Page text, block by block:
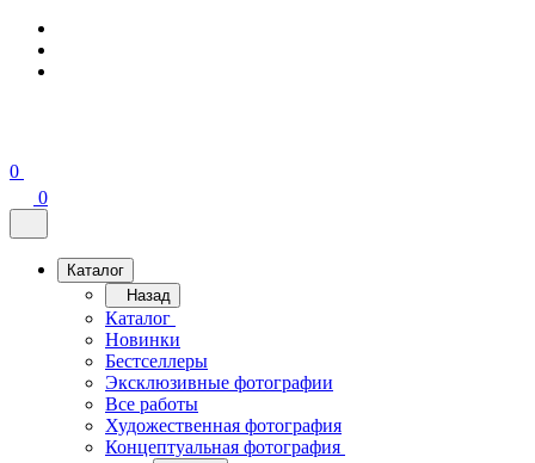
0
0
Каталог
Назад
Каталог
Новинки
Бестселлеры
Эксклюзивные фотографии
Все работы
Художественная фотография
Концептуальная фотография